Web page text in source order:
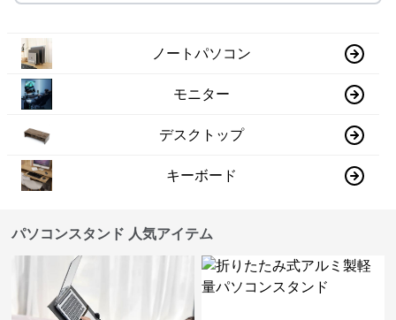
ノートパソコン
モニター
デスクトップ
キーボード
パソコンスタンド 人気アイテム